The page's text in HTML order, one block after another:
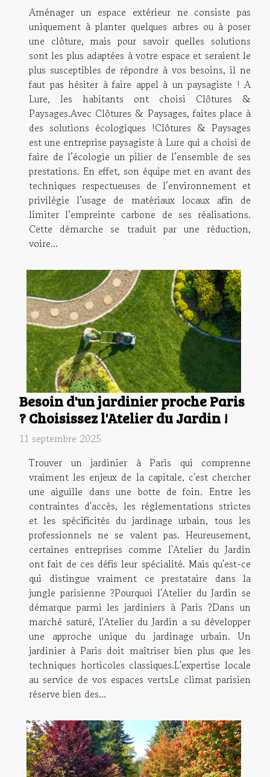
Aménager un espace extérieur ne consiste pas
uniquement à planter quelques arbres ou à poser
une clôture, mais pour savoir quelles solutions
sont les plus adaptées à votre espace et seraient le
plus susceptibles de répondre à vos besoins, il ne
faut pas hésiter à faire appel à un paysagiste ! A
Lure, les habitants ont choisi Clôtures &
Paysages.Avec Clôtures & Paysages, faites place à
des solutions écologiques !Clôtures & Paysages
est une entreprise paysagiste à Lure qui a choisi de
faire de l’écologie un pilier de l’ensemble de ses
prestations. En effet, son équipe met en avant des
techniques respectueuses de l’environnement et
privilégie l’usage de matériaux locaux afin de
limiter l’empreinte carbone de ses réalisations.
Cette démarche se traduit par une réduction,
voire...
Besoin d'un jardinier proche Paris
? Choisissez l'Atelier du Jardin !
11 septembre 2025
Trouver un jardinier à Paris qui comprenne
vraiment les enjeux de la capitale, c'est chercher
une aiguille dans une botte de foin. Entre les
contraintes d'accès, les réglementations strictes
et les spécificités du jardinage urbain, tous les
professionnels ne se valent pas. Heureusement,
certaines entreprises comme l'Atelier du Jardin
ont fait de ces défis leur spécialité. Mais qu'est-ce
qui distingue vraiment ce prestataire dans la
jungle parisienne ?Pourquoi l'Atelier du Jardin se
démarque parmi les jardiniers à Paris ?Dans un
marché saturé, l'Atelier du Jardin a su développer
une approche unique du jardinage urbain. Un
jardinier à Paris doit maîtriser bien plus que les
techniques horticoles classiques.L'expertise locale
au service de vos espaces vertsLe climat parisien
réserve bien des...